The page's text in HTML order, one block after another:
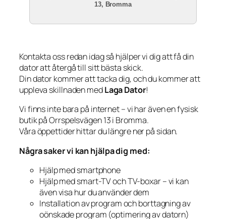
13, Bromma
Kontakta oss redan idag så hjälper vi dig att få din
dator att återgå till sitt bästa skick.
Din dator kommer att tacka dig, och du kommer att
uppleva skillnaden medLaga Dator!
Vi finns inte bara på internet – vi har även en fysisk
butik på Orrspelsvägen 13 i Bromma.
Våra öppettider hittar du längre ner på sidan.
Några saker vi kan hjälpa dig med:
Hjälp med smartphone
Hjälp med smart-TV och TV-boxar – vi kan
även visa hur du använder dem
Installation av program och borttagning av
oönskade program (optimering av datorn)